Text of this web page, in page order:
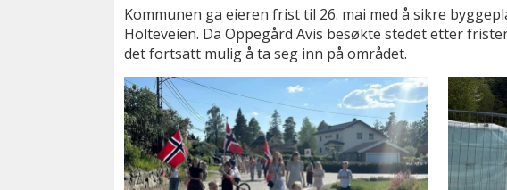
Kommunen ga eieren frist til 26. mai med å sikre
Holteveien. Da Oppegård Avis besøkte stedet etter
det fortsatt mulig å ta seg inn på området.